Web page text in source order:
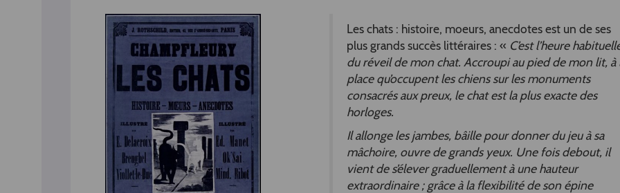
Les chats : histoire, moeurs, anecdotes est un de ses
plus grands succès littéraires : « C’est l’heure
du réveil de mon chat. Accroupi au pied de mon lit, à
place qu’occupent les chiens sur les monuments
consacrés aux preux, le chat est la plus exacte des
horloges.
Il allonge les jambes, bâille pour donner du jeu à sa
mâchoire, ouvre de grands yeux. Une fois debout, il
vient de s’élever graduellement à une hauteur
extraordinaire ; grâce à la flexibilité de son épine